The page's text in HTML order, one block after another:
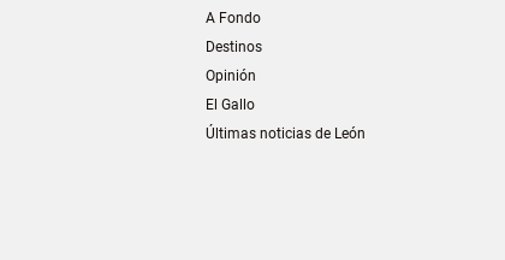
A Fondo
Destinos
Opinión
El Gallo
Últimas noticias de León